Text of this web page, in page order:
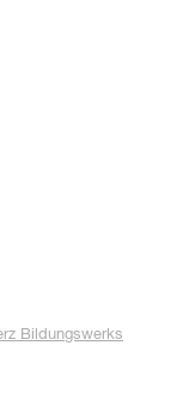
Bildungswerks